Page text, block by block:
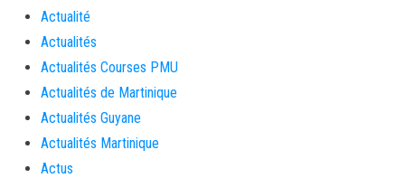
Actualité
Actualités
Actualités Courses PMU
Actualités de Martinique
Actualités Guyane
Actualités Martinique
Actus